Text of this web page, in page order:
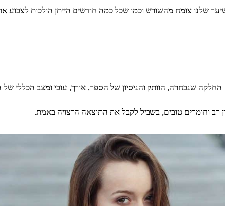
שלנו צומח מהשורש וכמו שכל כמה חודשים הייתן הולכות
רב וחומרים טובים, בשביל לקבל את התוצאה הרצויה באמת.